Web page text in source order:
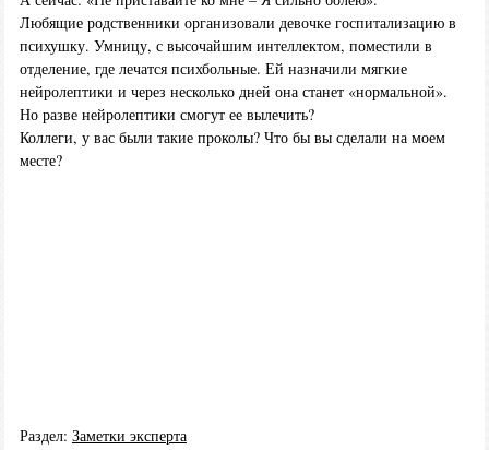
Любящие родственники организовали девочке госпитализацию в
психушку. Умницу, с высочайшим интеллектом, поместили в
отделение, где лечатся психбольные. Ей назначили мягкие
нейролептики и через несколько дней она станет «нормальной».
Но разве нейролептики смогут ее вылечить?
Коллеги, у вас были такие проколы? Что бы вы сделали на моем
месте?
Раздел: Заметки эксперта